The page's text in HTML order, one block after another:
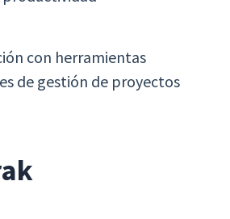
con herramientas
de gestión de proyectos